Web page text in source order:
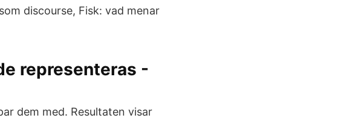
discourse, Fisk: vad menar
representeras -
dem med. Resultaten visar